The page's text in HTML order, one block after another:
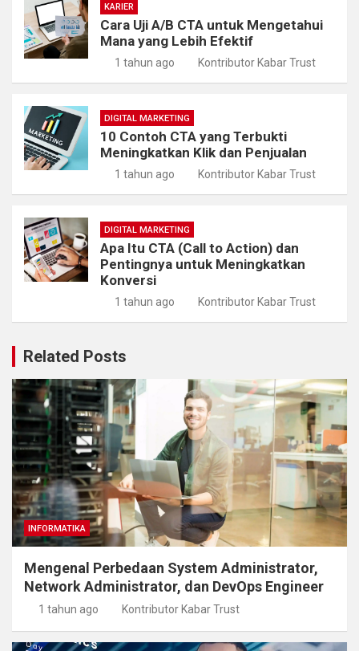
KARIER
Cara Uji A/B CTA untuk Mengetahui
Mana yang Lebih Efektif
1 tahun ago Kontributor Kabar Trust
DIGITAL MARKETING
10 Contoh CTA yang Terbukti
Meningkatkan Klik dan Penjualan
1 tahun ago Kontributor Kabar Trust
DIGITAL MARKETING
Apa Itu CTA (Call to Action) dan
Pentingnya untuk Meningkatkan
Konversi
1 tahun ago Kontributor Kabar Trust
Related Posts
INFORMATIKA
Mengenal Perbedaan System Administrator,
Network Administrator, dan DevOps Engineer
1 tahun ago Kontributor Kabar Trust